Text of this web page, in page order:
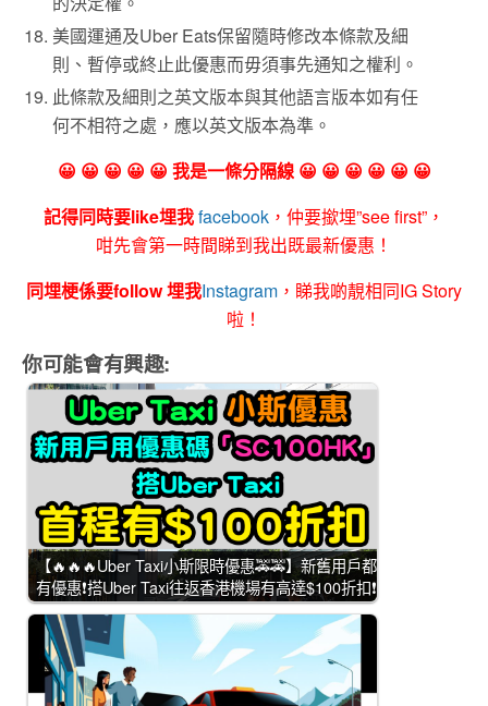
美國運通及Uber Eats保留隨時修改本條款及細
則、暫停或終止此優惠而毋須事先通知之權利。
此條款及細則之英文版本與其他語言版本如有任
何不相符之處，應以英文版本為準。
😀 😀 😀 😀 😀 我是一條分隔線 😀 😀 😀 😀 😀 😀
記得同時要like埋我facebook ，仲要撳埋”see first”，
咁先會第一時間睇到我出既最新優惠！
同埋梗係要follow 埋我Instagram ，睇我啲靚相同IG Story
啦！
你可能會有興趣:
【🔥🔥🔥Uber Taxi小斯限時優惠🚕🚕】新舊用戶都
有優惠❗搭Uber Taxi往返香港機場有高達$100折扣❗